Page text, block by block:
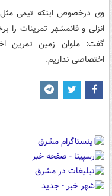
وی درخصوص اینکه تیمی
انزلی و قائمشهر تمرینات
گفت: ملوان زمین تمرین
اختصاصی نداریم.